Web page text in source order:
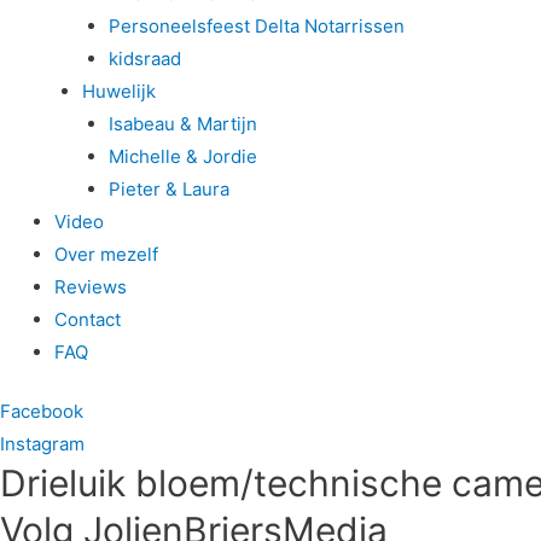
Personeelsfeest Delta Notarrissen
kidsraad
Huwelijk
Isabeau & Martijn
Michelle & Jordie
Pieter & Laura
Video
Over mezelf
Reviews
Contact
FAQ
Facebook
Instagram
Drieluik bloem/technische
Volg JolienBriersMedia